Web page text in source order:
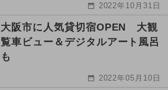
2022年10月31日
大阪市に人気貸切宿OPEN 大観
覧車ビュー＆デジタルアート風呂
も
2022年05月10日